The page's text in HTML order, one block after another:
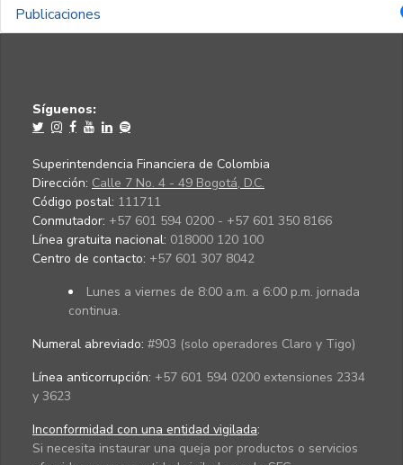
Publicaciones
Síguenos:
Superintendencia Financiera de Colombia
Dirección: Calle 7 No. 4 - 49 Bogotá, D.C.
Código postal: 111711
Conmutador: +57 601 594 0200 - +57 601 350 8166
Línea gratuita nacional: 018000 120 100
Centro de contacto: +57 601 307 8042
Lunes a viernes de 8:00 a.m. a 6:00 p.m. jornada
continua.
Numeral abreviado: #903 (solo operadores Claro y Tigo)
Línea anticorrupción: +57 601 594 0200 extensiones 2334
y 3623
Inconformidad con una entidad vigilada:
Si necesita instaurar una queja por productos o servicios